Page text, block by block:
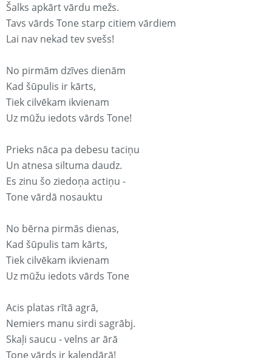
Šalks apkārt vārdu mežs.
Tavs vārds Tone starp citiem vārdiem
Lai nav nekad tev svešs!
No pirmām dzīves dienām
Kad šūpulis ir kārts,
Tiek cilvēkam ikvienam
Uz mūžu iedots vārds Tone!
Prieks nāca pa debesu taciņu
Un atnesa siltuma daudz.
Es zinu šo ziedoņa actiņu -
Tone vārdā nosauktu
No bērna pirmās dienas,
Kad šūpulis tam kārts,
Tiek cilvēkam ikvienam
Uz mūžu iedots vārds Tone
Acis platas rītā agrā,
Nemiers manu sirdi sagrābj.
Skaļi saucu - velns ar ārā
Tone vārds ir kalendārā!